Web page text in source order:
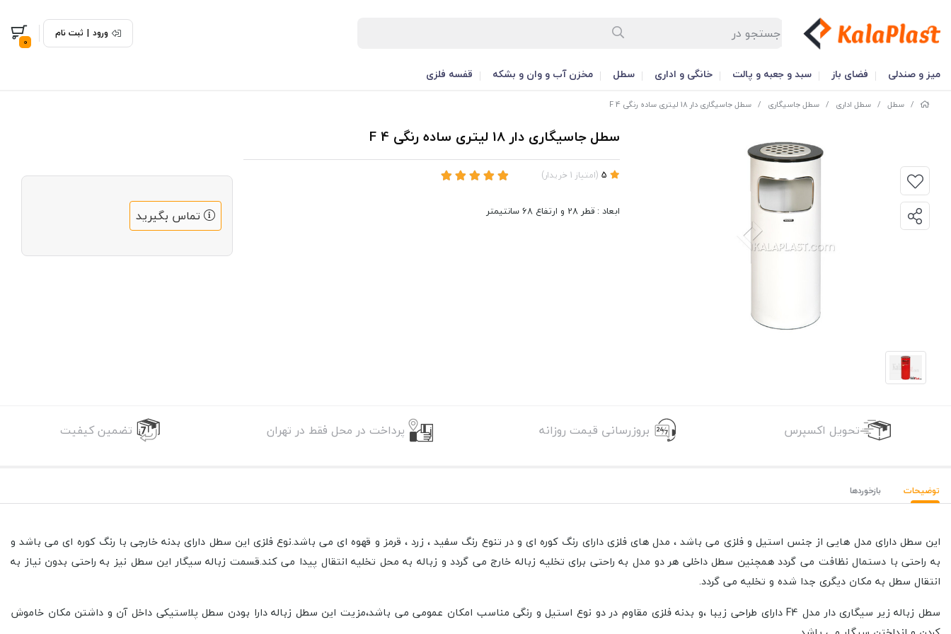
ورود | ثبت نام
0
میز و صندلی فضای باز سبد و جعبه و پالت خانگی و اداری سطل مخزن آب و وان و بشکه قفسه فلزی
/ سطل / سطل اداری / سطل جاسیگاری / سطل جاسیگاری دار 18 لیتری ساده رنگی F 4
سطل جاسیگاری دار 18 لیتری ساده رنگی F 4
(امتیاز 1 خریدار)
ابعاد : قطر 28 و ارتفاع 68 سانتیمتر تماس بگیرید
تحویل اکسپرس بروزرسانی قیمت روزانه پرداخت در محل فقط در تهران تضمین کیفیت
توضیحات بازخوردها
این سطل دارای مدل هایی از جنس استیل و فلزی می باشد ، مدل های فلزی دارای رنگ کوره ای و در تنوع رنگ سفید ، زرد ، قرمز و قهوه ای می باشد.نوع فلزی این سطل دارای بدنه خارجی با رنگ کوره ای می باشد و
به راحتی با دستمال نظافت می گردد همچنین سطل داخلی هر دو مدل به راحتی برای تخلیه زباله خارج می گردد و زباله به محل تخلیه انتقال پیدا می کند.قسمت زباله سیگار این سطل نیز به راحتی بدون نیاز به
انتقال سطل به مکان دیگری جدا شده و تخلیه می گردد.
سطل زباله زیر سیگاری دار مدل F4 دارای طراحی زیبا ،و بدنه فلزی مقاوم در دو نوع استیل و رنگی مناسب امکان عمومی می باشد،مزیت این سطل زباله دارا بودن سطل پلاستیکی داخل آن و داشتن مکان خاموش